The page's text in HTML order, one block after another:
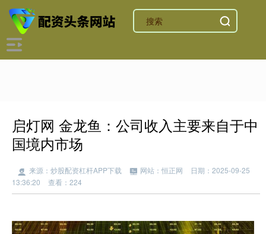
启灯网 金龙鱼：公司收入主要来自于中
国境内市场
来源：炒股配资杠杆APP下载 网站：恒正网
日期：2025-09-25
13:36:20
查看：224